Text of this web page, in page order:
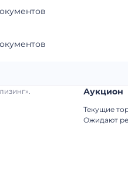
Аукцион
Текущие
Ожидают